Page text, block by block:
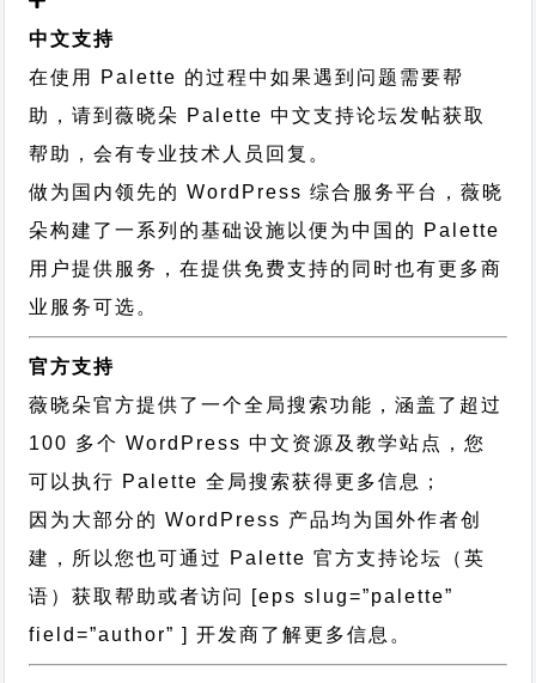
中文支持
在使用 Palette 的过程中如果遇到问题需要帮
助，请到薇晓朵 Palette 中文支持论坛发帖获取
帮助，会有专业技术人员回复。
做为国内领先的 WordPress 综合服务平台，薇晓
朵构建了一系列的基础设施以便为中国的 Palette
用户提供服务，在提供免费支持的同时也有更多商
业服务可选。
官方支持
薇晓朵官方提供了一个全局搜索功能，涵盖了超过
100 多个 WordPress 中文资源及教学站点，您
可以执行 Palette 全局搜索获得更多信息；
因为大部分的 WordPress 产品均为国外作者创
建，所以您也可通过 Palette 官方支持论坛
（英
语）获取帮助或者访问 [eps slug=”palette”
field=”author” ] 开发商了解更多信息。